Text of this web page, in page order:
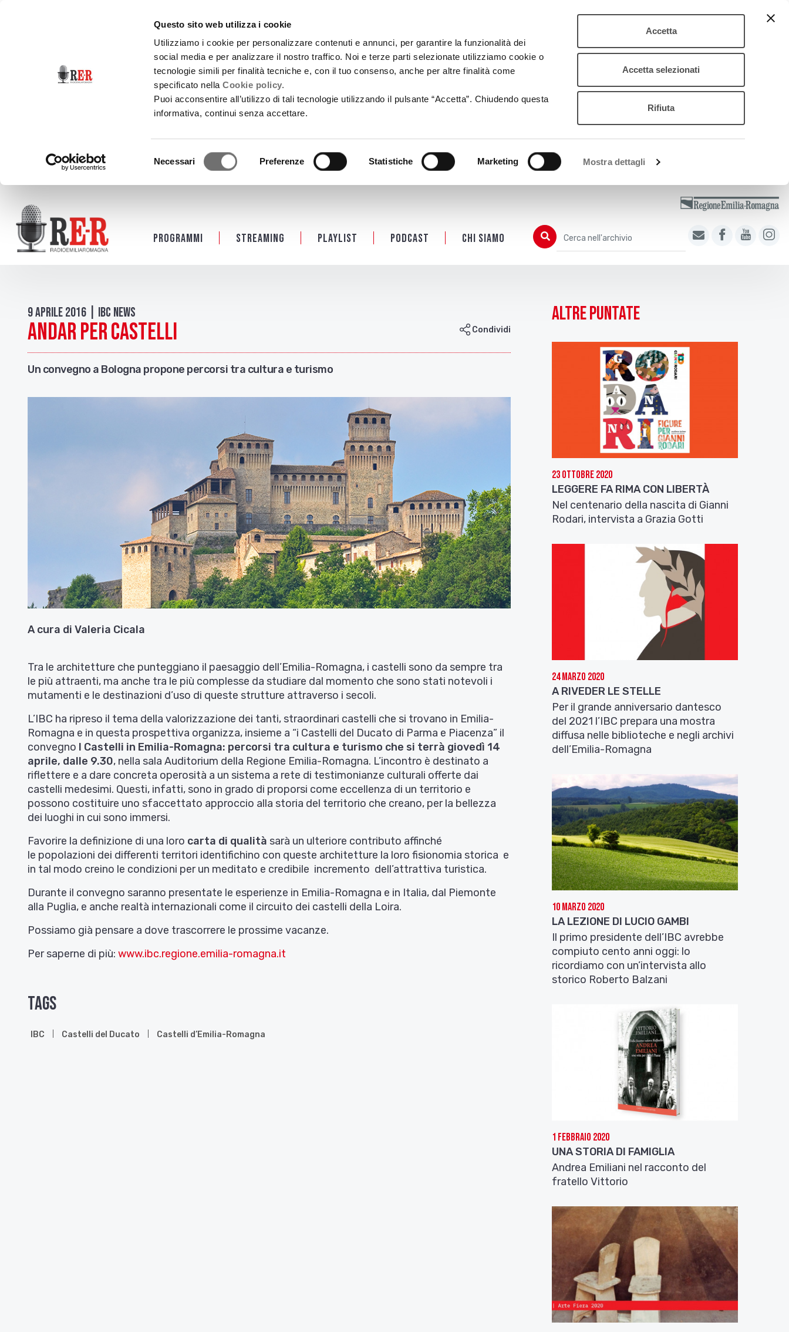
Questo sito web utilizza i cookie
Utilizziamo i cookie per personalizzare contenuti e annunci, per garantire la funzionalità dei
social media e per analizzare il nostro traffico. Noi e terze parti selezionate utilizziamo cookie o
tecnologie simili per finalità tecniche e, con il tuo consenso, anche per altre finalità come
specificato nellaCookie policy.
Puoi acconsentire all’utilizzo di tali tecnologie utilizzando il pulsante “Accetta”. Chiudendo questa
informativa, continui senza accettare.
Necessari Preferenze Statistiche Marketing Mostra dettagli
Accetta
Accetta selezionati
Rifiuta
Programmi Streaming Playlist PODCAST Chi siamo Cerca
Cerca nell'archivio
9 Aprile 2016 | IBC news
Andar per castelli Condividi
Un convegno a Bologna propone percorsi tra cultura e turismo
A cura di Valeria Cicala
Tra le architetture che punteggiano il paesaggio dell’Emilia-Romagna, i castelli sono da sempre tra
le più attraenti, ma anche tra le più complesse da studiare dal momento che sono stati notevoli i
mutamenti e le destinazioni d’uso di queste strutture attraverso i secoli.
L’IBC ha ripreso il tema della valorizzazione dei tanti, straordinari castelli che si trovano in Emilia-
Romagna e in questa prospettiva organizza, insieme a “i Castelli del Ducato di Parma e Piacenza” il
convegno I Castelli in Emilia-Romagna: percorsi tra cultura e turismo che si terrà giovedì 14
aprile, dalle 9.30, nella sala Auditorium della Regione Emilia-Romagna. L’incontro è destinato a
riflettere e a dare concreta operosità a un sistema a rete di testimonianze culturali offerte dai
castelli medesimi. Questi, infatti, sono in grado di proporsi come eccellenza di un territorio e
possono costituire uno sfaccettato approccio alla storia del territorio che creano, per la bellezza
dei luoghi in cui sono immersi.
Favorire la definizione di una loro carta di qualità sarà un ulteriore contributo affinché
le popolazioni dei differenti territori identifichino con queste architetture la loro fisionomia storica e
in tal modo creino le condizioni per un meditato e credibile incremento dell’attrattiva turistica.
Durante il convegno saranno presentate le esperienze in Emilia-Romagna e in Italia, dal Piemonte
alla Puglia, e anche realtà internazionali come il circuito dei castelli della Loira.
Possiamo già pensare a dove trascorrere le prossime vacanze.
Per saperne di più: www.ibc.regione.emilia-romagna.it
Tags
IBC Castelli del Ducato Castelli d’Emilia-Romagna
Altre puntate
23 Ottobre 2020
LEGGERE FA RIMA CON LIBERTÀ
Nel centenario della nascita di Gianni
Rodari, intervista a Grazia Gotti
24 Marzo 2020
A RIVEDER LE STELLE
Per il grande anniversario dantesco
del 2021 l’IBC prepara una mostra
diffusa nelle biblioteche e negli archivi
dell’Emilia-Romagna
10 Marzo 2020
LA LEZIONE DI LUCIO GAMBI
Il primo presidente dell’IBC avrebbe
compiuto cento anni oggi: lo
ricordiamo con un’intervista allo
storico Roberto Balzani
1 Febbraio 2020
UNA STORIA DI FAMIGLIA
Andrea Emiliani nel racconto del
fratello Vittorio